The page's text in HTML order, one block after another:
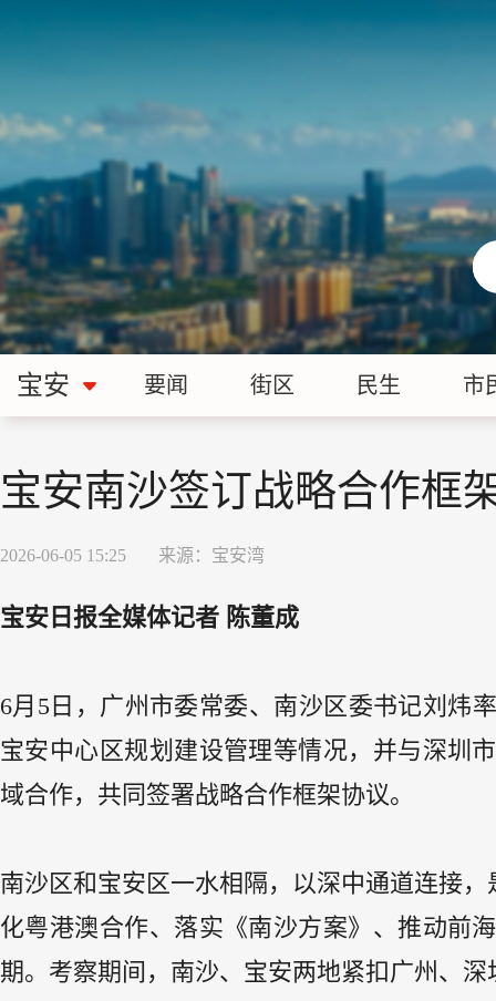
宝安 要闻 街区 民生 市
宝安南沙签订战略合作框
2026-06-05 15:25 来源： 宝安湾
宝安日报全媒体记者 陈董成
6月5日，广州市委常委、南沙区委书记刘炜
宝安中心区规划建设管理等情况，并与深圳
域合作，共同签署战略合作框架协议。
南沙区和宝安区一水相隔，以深中通道连接
化粤港澳合作、落实《南沙方案》、推动前
期。考察期间，南沙、宝安两地紧扣广州、